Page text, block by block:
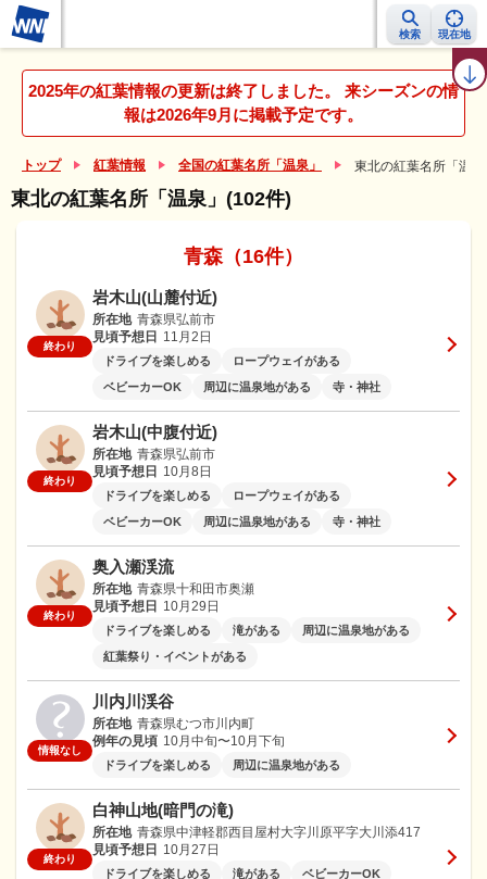
検索 現在地
紅葉レーダー 紅葉ニュース 京都 見頃カレンダー 名所ランキング
2025年の紅葉情報の更新は終了しました。 来シーズンの情
報は2026年9月に掲載予定です。
トップ 紅葉情報 全国の紅葉名所「温泉」 東北の紅葉名所「温
東北の紅葉名所「温泉」(102件)
青森（16件）
終わり
岩木山(山麓付近)
所在地 青森県弘前市
見頃予想日
11月2日
ドライブを楽しめる
ロープウェイがある
ベビーカーOK
周辺に温泉地がある 寺・神社
終わり
岩木山(中腹付近)
所在地 青森県弘前市
見頃予想日
10月8日
ドライブを楽しめる
ロープウェイがある
ベビーカーOK
周辺に温泉地がある 寺・神社
終わり
奥入瀬渓流
所在地 青森県十和田市奥瀬
見頃予想日
10月29日
ドライブを楽しめる 滝がある
周辺に温泉地がある
紅葉祭り・イベントがある
情報なし
川内川渓谷
所在地 青森県むつ市川内町
例年の見頃 10月中旬〜10月下旬
ドライブを楽しめる 周辺に温泉地がある
終わり
白神山地(暗門の滝)
所在地 青森県中津軽郡西目屋村大字川原平字大川添417
見頃予想日
10月27日
ドライブを楽しめる 滝がある
ベビーカーOK